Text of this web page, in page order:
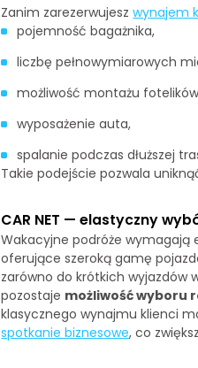
Zanim zarezerwujeszwynajem
pojemność bagażnika,
liczbę pełnowymiarowych
możliwość montażu
wyposażenie auta,
spalanie podczas dłuższej
Takie podejście pozwala
CAR NET — elastyczny
Wakacyjne podróże wymagają
oferujące szeroką gamę
zarówno do krótkich wyjazdów
pozostaje możliwość wyboru
klasycznego wynajmu klienci
spotkanie biznesowe, co